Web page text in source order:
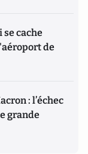
se cache
de
: l’échec
grande